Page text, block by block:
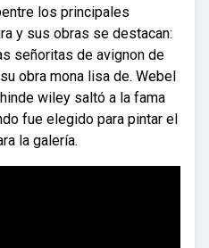
los principales
y sus obras se destacan:
señoritas de avignon de
obra mona lisa de. Webel
wiley saltó a la fama
fue elegido para pintar el
la galería.